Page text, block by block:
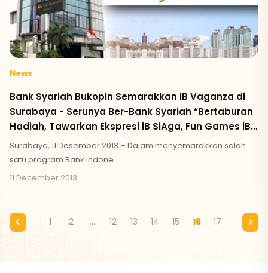
News
Bank Syariah Bukopin Semarakkan iB Vaganza di
Surabaya - Serunya Ber-Bank Syariah “Bertaburan
Hadiah, Tawarkan Ekspresi iB SiAga, Fun Games iB
SiAga, & Berkah iB SiAga Berhadiah”
Surabaya, 11 Desember 2013 – Dalam menyemarakkan salah
satu program Bank Indone
11 December 2013
1 2 ... 12 13 14 15 16 17